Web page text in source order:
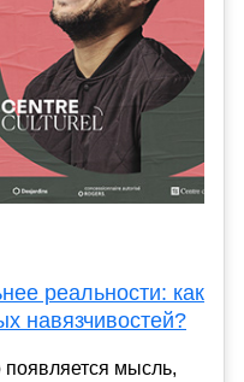
реальности: как
навязчивостей?
появляется мысль,